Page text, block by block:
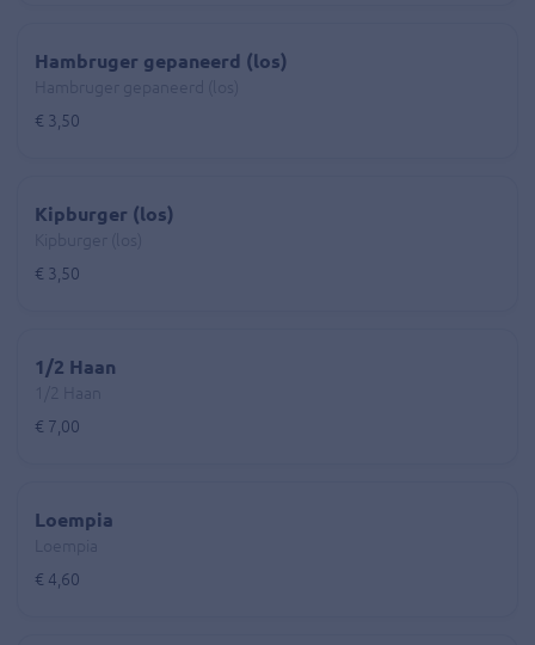
Hambruger gepaneerd (los)
€ 3,50
Kipburger (los)
€ 3,50
1/2 Haan
€ 7,00
Loempia
€ 4,60